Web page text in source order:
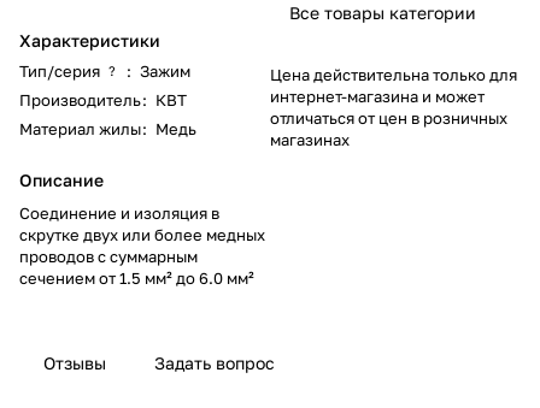
Характеристики
Тип/серия ? : Зажим
Производитель: КВТ
Материал жилы: Медь
Описание
Соединение и изоляция в
скрутке двух или более медных
проводов с суммарным
сечением от 1.5 мм² до 6.0 мм²
Все товары категории
Цена действительна только для
интернет-магазина и может
отличаться от цен в розничных
магазинах
Отзывы Задать вопрос